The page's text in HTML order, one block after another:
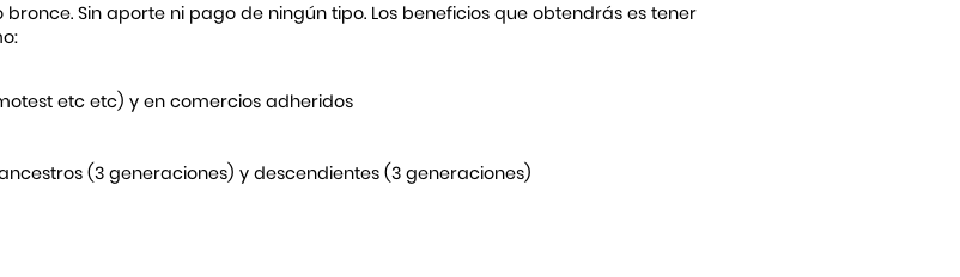
Sin aporte ni pago de ningún tipo. Los beneficios que obtendrás es tener
etc etc) y en comercios adheridos
(3 generaciones) y descendientes (3 generaciones)